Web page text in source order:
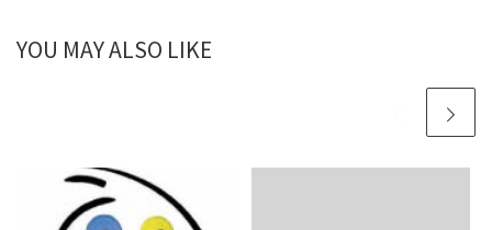
YOU MAY ALSO LIKE